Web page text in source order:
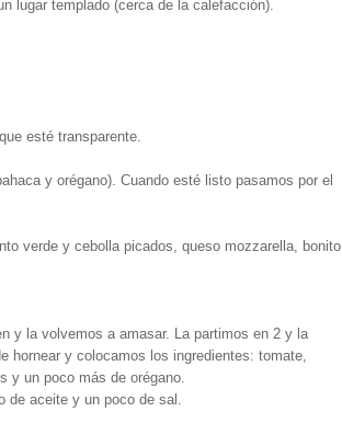
lugar templado (cerca de la calefacción).
esté transparente.
y orégano). Cuando esté listo pasamos por el
verde y cebolla picados, queso mozzarella, bonito
y la volvemos a amasar. La partimos en 2 y la
hornear y colocamos los ingredientes: tomate,
y un poco más de orégano.
de aceite y un poco de sal.